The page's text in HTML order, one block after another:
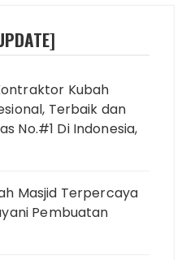
Kubah
Terbaik dan
No.#1 Di Indonesia,
Masjid Terpercaya
Pembuatan